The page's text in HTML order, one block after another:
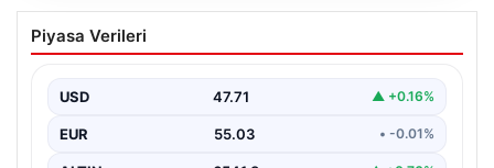
Bolu’da Vahşet: Yavru Kediye İşlenen
İğrenç Olay Kameralara Yansıdı
günlerde meydana gelen korkutucu olay, bölgedeki
sakinleri derinden sarstı. Elektrikli…
Piyasa Verileri
USD 47.71 ▲ +0.16%
EUR 55.03 • -0.01%